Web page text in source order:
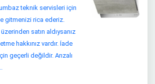
teknik servisleri için
gitmenizi rica ederiz.
satın aldıysanız
hakkınız vardır. İade
geçerli değildir. Arızalı